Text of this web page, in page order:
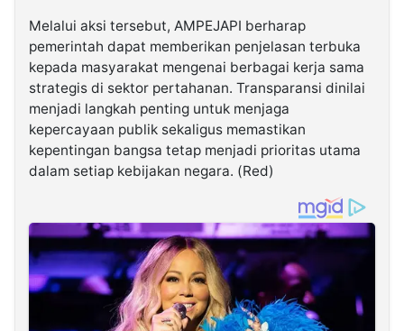
Melalui aksi tersebut, AMPEJAPI berharap
pemerintah dapat memberikan penjelasan terbuka
kepada masyarakat mengenai berbagai kerja sama
strategis di sektor pertahanan. Transparansi dinilai
menjadi langkah penting untuk menjaga
kepercayaan publik sekaligus memastikan
kepentingan bangsa tetap menjadi prioritas utama
dalam setiap kebijakan negara. (Red)